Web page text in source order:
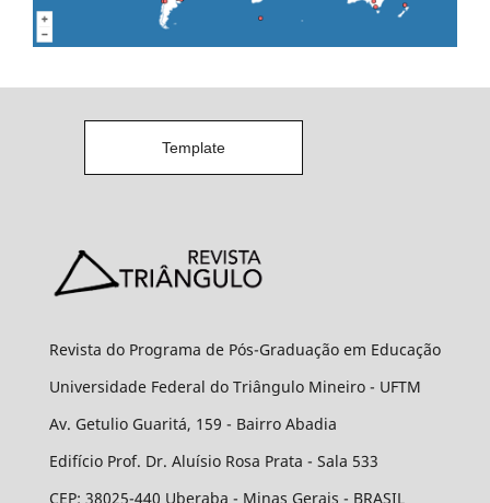
Template
Revista do Programa de Pós-Graduação em Educação
Universidade Federal do Triângulo Mineiro - UFTM
Av. Getulio Guaritá, 159 - Bairro Abadia
Edifício Prof. Dr. Aluísio Rosa Prata - Sala 533
CEP: 38025-440 Uberaba - Minas Gerais - BRASIL